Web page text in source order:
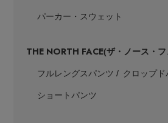
Stay in
ELLE SHOP 公式ア
パーカー・スウェット
THE NORTH FACE(ザ・ノース・
フルレングスパンツ クロップド
ショートパンツ